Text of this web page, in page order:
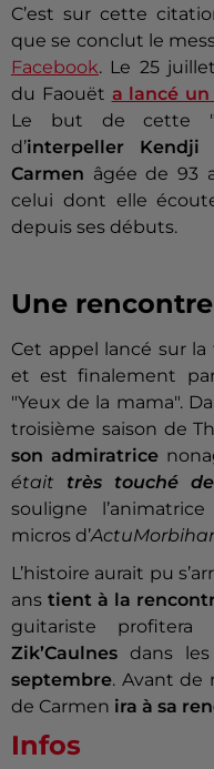
C’est sur cette
que se conclut le
Facebook. Le 25
du Faouët a lancé un
Le but de cette
d’interpeller Kendji
Carmen âgée de 93
celui dont elle
depuis ses débuts.
Une
Cet appel lancé sur
et est finalement
"Yeux de la mama".
troisième saison de
son admiratrice
était très touché
souligne
micros d’
L’histoire aurait pu
ans tient à la
guitariste
Zik’Caulnes dans
septembre. Avant de
de Carmen ira à sa
Infos